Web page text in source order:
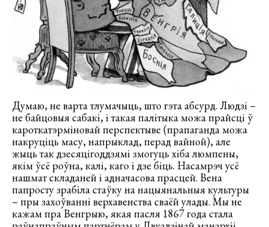
Думаю, не варта тлумачыць, што гэта абсурд. Людзі –
не байцовыя сабакі, і такая палітыка можа прайсці ў
кароткатэрміновай перспектыве (прапаганда можа
накруціць масу, напрыклад, перад вайной), але
жыць так дзесяцігоддзямі змогуць хіба люмпены,
якім ўсё роўна, калі, каго і дзе біць. Насамрэч усё
нашмат складаней і адначасова прасцей. Вена
папросту зрабіла стаўку на нацыянальныя культуры
– пры захоўванні верхавенства сваёй улады. Мы не
кажам пра Венгрыю, якая пасля 1867 года стала